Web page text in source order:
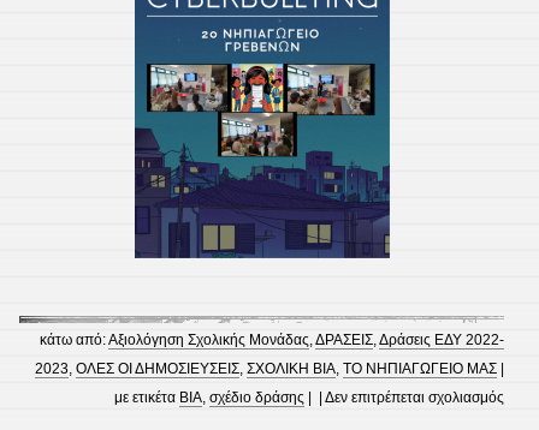
κάτω από:Αξιολόγηση Σχολικής Μονάδας,ΔΡΑΣΕΙΣ,Δράσεις ΕΔΥ 2022-
2023,ΟΛΕΣ ΟΙ ΔΗΜΟΣΙΕΥΣΕΙΣ,ΣΧΟΛΙΚΗ ΒΙΑ,ΤΟ ΝΗΠΙΑΓΩΓΕΙΟ ΜΑΣ
με ετικέτα ΒΙΑ,σχέδιο δράσης | |Δεν επιτρέπεται σχολιασμός